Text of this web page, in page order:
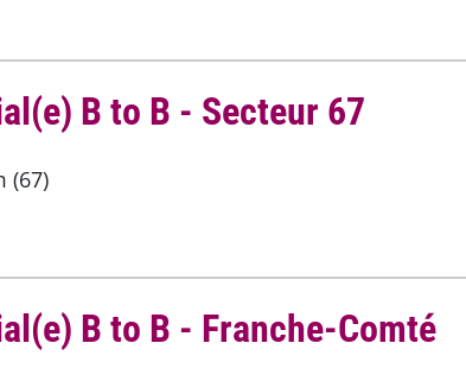
B to B - Secteur 67
(67)
B to B - Franche-Comté